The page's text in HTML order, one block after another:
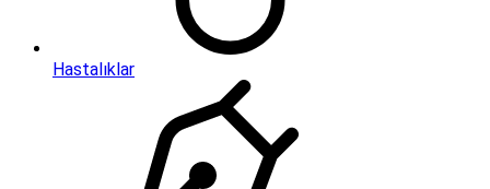
Hastalıklar